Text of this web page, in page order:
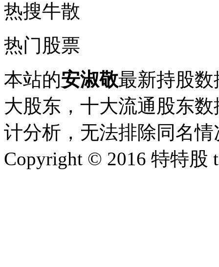
热搜牛散
热门股票
本站的安淑敬最新持股
大股东，十大流通股东
计分析，无法排除同名情
Copyright © 2016 特特股